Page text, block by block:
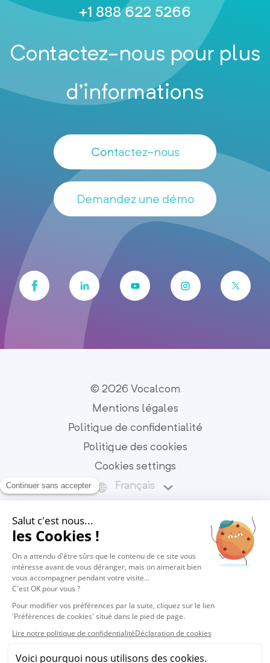
+1 888 622 5266
Contactez-nous pour plus
d’informations
Contactez-nous
Demandez une démo
© 2026 Vocalcom
Mentions légales
Politique de confidentialité
Politique des cookies
Cookies settings
Français